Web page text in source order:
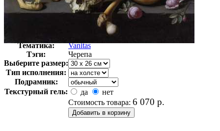
Янс Аелберт
Тематика:
Vanitas
Тэги:
Черепа
Выберите размер:
Тип исполнения:
Подрамник:
Текстурный гель:
да
нет
Стоимость товара: 6 070 р.